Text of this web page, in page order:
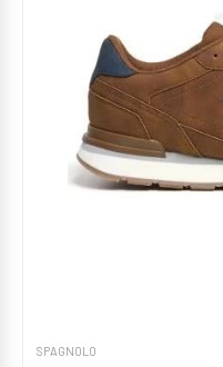
SPAGNOLO